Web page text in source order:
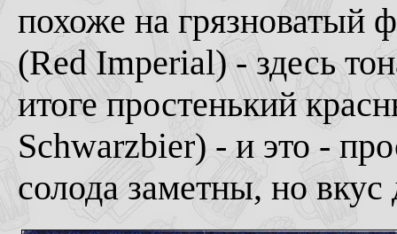
похоже на грязноватый
(Red Imperial) - здесь
итоге простенький
Schwarzbier) - и это -
солода заметны, но